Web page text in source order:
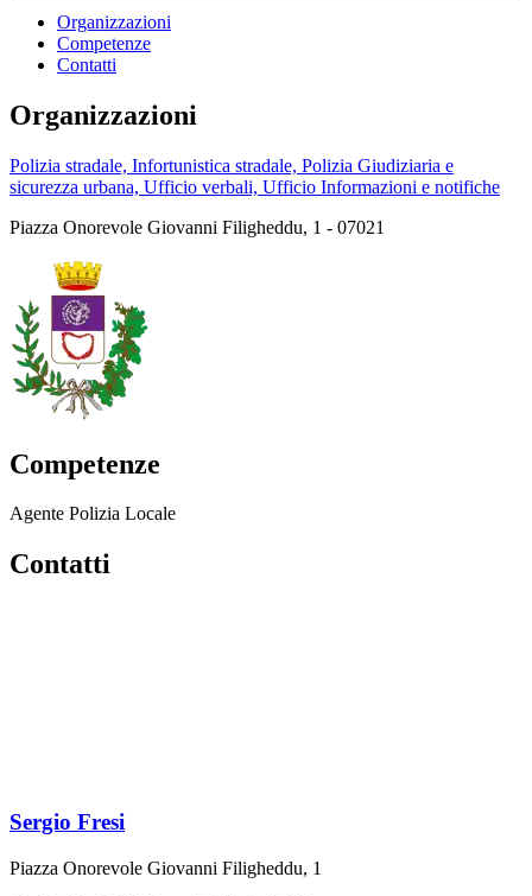
Organizzazioni
Competenze
Contatti
Organizzazioni
Polizia stradale, Infortunistica stradale, Polizia Giudiziaria e
sicurezza urbana, Ufficio verbali, Ufficio Informazioni e notifiche
Piazza Onorevole Giovanni Filigheddu, 1 - 07021
Competenze
Agente Polizia Locale
Contatti
Sergio Fresi
Piazza Onorevole Giovanni Filigheddu, 1